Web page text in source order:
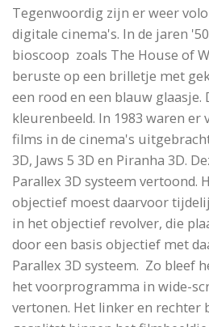
Tegenwoordig zijn er weer
digitale cinema's. In de jaren
bioscoop zoals The House of
beruste op een brilletje met
een rood en een blauw glaasje.
kleurenbeeld. In 1983 waren er
films in de cinema's
3D, Jaws 5 3D en Piranha 3D.
Parallex 3D systeem vertoond.
objectief moest daarvoor
in het objectief revolver, die
door een basis objectief met
Parallex 3D systeem. Zo bleef
het voorprogramma in wide-
vertonen. Het linker en rechter